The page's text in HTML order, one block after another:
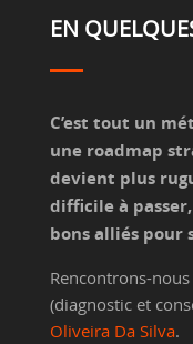
EN
C’est tout un
une roadmap
devient plus
difficile à
bons alliés pour
Rencontrons-
(diagnostic et
Oliveira Da Silva.